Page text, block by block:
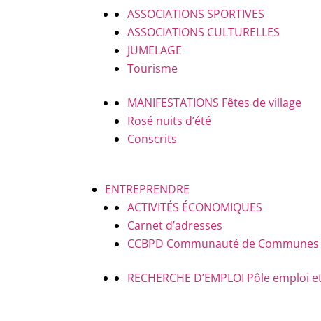
ASSOCIATIONS SPORTIVES
ASSOCIATIONS CULTURELLES
JUMELAGE
Tourisme
MANIFESTATIONS Fêtes de village
Rosé nuits d’été
Conscrits
ENTREPRENDRE
ACTIVITÉS ÉCONOMIQUES
Carnet d’adresses
CCBPD Communauté de
RECHERCHE D’EMPLOI Pôle emploi